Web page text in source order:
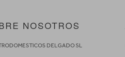
NOSOTROS
DELGADO SL